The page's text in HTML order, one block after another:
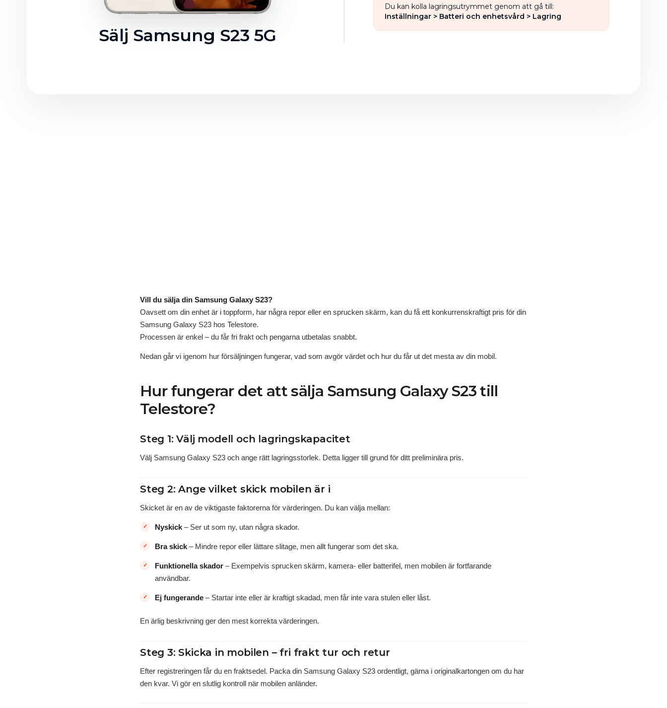
Sälj Samsung S23 5G
Du kan kolla lagringsutrymmet genom att gå till:
Inställningar > Batteri och enhetsvård > Lagring
Vill du sälja din Samsung Galaxy S23?
Oavsett om din enhet är i toppform, har några repor eller en sprucken skärm, kan du få ett konkurrenskraftigt pris för din
Samsung Galaxy S23 hos Telestore.
Processen är enkel – du får fri frakt och pengarna utbetalas snabbt.
Nedan går vi igenom hur försäljningen fungerar, vad som avgör värdet och hur du får ut det mesta av din mobil.
Hur fungerar det att sälja Samsung Galaxy S23 till
Telestore?
Steg 1: Välj modell och lagringskapacitet
Välj Samsung Galaxy S23 och ange rätt lagringsstorlek. Detta ligger till grund för ditt preliminära pris.
Steg 2: Ange vilket skick mobilen är i
Skicket är en av de viktigaste faktorerna för värderingen. Du kan välja mellan:
Nyskick – Ser ut som ny, utan några skador.
Bra skick – Mindre repor eller lättare slitage, men allt fungerar som det ska.
Funktionella skador – Exempelvis sprucken skärm, kamera- eller batterifel, men mobilen är fortfarande
användbar.
Ej fungerande – Startar inte eller är kraftigt skadad, men får inte vara stulen eller låst.
En ärlig beskrivning ger den mest korrekta värderingen.
Steg 3: Skicka in mobilen – fri frakt tur och retur
Efter registreringen får du en fraktsedel. Packa din Samsung Galaxy S23 ordentligt, gärna i originalkartongen om du har
den kvar. Vi gör en slutlig kontroll när mobilen anländer.